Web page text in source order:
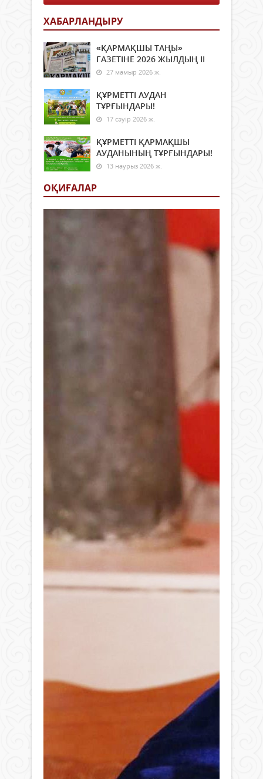
ХАБАРЛАНДЫРУ
«ҚАРМАҚШЫ ТАҢЫ»
ГАЗЕТІНЕ 2026 ЖЫЛДЫҢ ІI
27 мамыр 2026 ж.
ҚҰРМЕТТІ АУДАН
ТҰРҒЫНДАРЫ!
17 сәуір 2026 ж.
ҚҰРМЕТТІ ҚАРМАҚШЫ
АУДАНЫНЫҢ ТҰРҒЫНДАРЫ!
13 наурыз 2026 ж.
ОҚИҒАЛАР